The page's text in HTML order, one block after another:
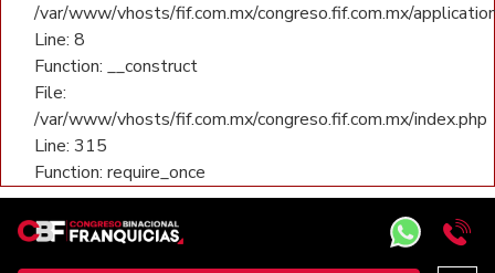
/var/www/vhosts/fif.com.mx/congreso.fif.com.mx/
Line: 8
Function: __construct
File:
/var/www/vhosts/fif.com.mx/congreso.fif.com.mx/index.php
Line: 315
Function: require_once